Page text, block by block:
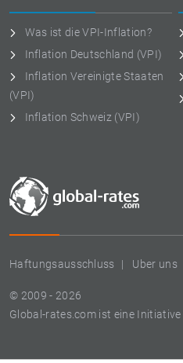
Haftungsausschluss Uber uns
© 2009 - 2026
Global-rates.com ist eine
Was ist die VPI-Inflation?
Inflation Deutschland (VPI)
Inflation Vereinigte Staaten
(VPI)
Inflation Schweiz (VPI)